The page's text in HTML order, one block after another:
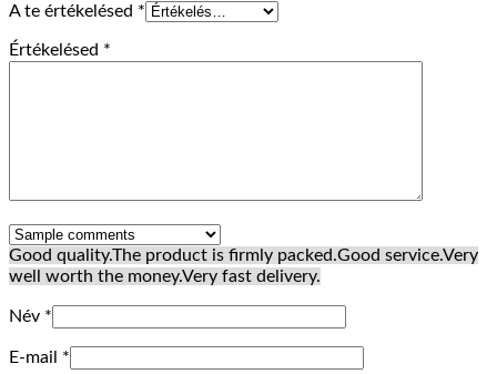
A te értékelésed *
Értékelésed *
Good quality.The product is firmly packed.Good service.Very
well worth the money.Very fast delivery.
Név *
E-mail *